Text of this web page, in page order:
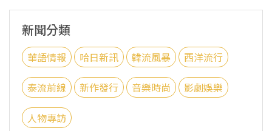
新聞分類
華語情報 哈日新訊 韓流風暴 西洋流行
泰流前線 新作發行 音樂時尚 影劇娛樂
人物專訪